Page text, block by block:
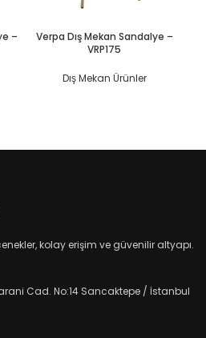
–
Verpa Dış Mekan Sandalye –
VRP175
Dış Mekan Ürünler
kolay erişim ve güvenilir altyapı.
Cad. No:14 Sancaktepe / İstanbul